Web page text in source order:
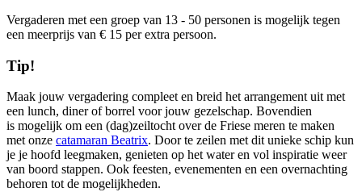
Vergaderen met een groep van 13 - 50 personen is mogelijk tegen
een meerprijs van € 15 per extra persoon.
Tip!
Maak jouw vergadering compleet en breid het arrangement uit met
een lunch, diner of borrel voor jouw gezelschap. Bovendien
is mogelijk om een (dag)zeiltocht over de Friese meren te maken
met onze catamaran Beatrix. Door te zeilen met dit unieke schip kun
je je hoofd leegmaken, genieten op het water en vol inspiratie weer
van boord stappen. Ook feesten, evenementen en een overnachting
behoren tot de mogelijkheden.